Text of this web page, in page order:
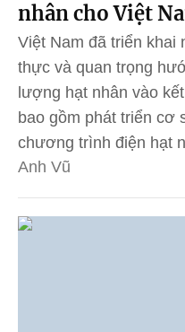
nhân cho Việt
Việt Nam đã triển khai
thực và quan trọng
lượng hạt nhân vào
bao gồm phát triển cơ
chương trình điện hạt
Anh Vũ